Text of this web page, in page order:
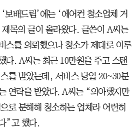
보배드림’에는 ‘에어컨 청소업체 거
목의 글이 올라왔다. 글쓴이 A씨는
스를 의뢰했으나 청소가 제대로 이루
다. A씨는 최근 10만원을 주고 스탠
를 받았는데, 서비스 당일 20~30분
연락을 받았다. A씨는 “의아했지만
로 분해해 청소하는 업체라 어련히
”고 했다.